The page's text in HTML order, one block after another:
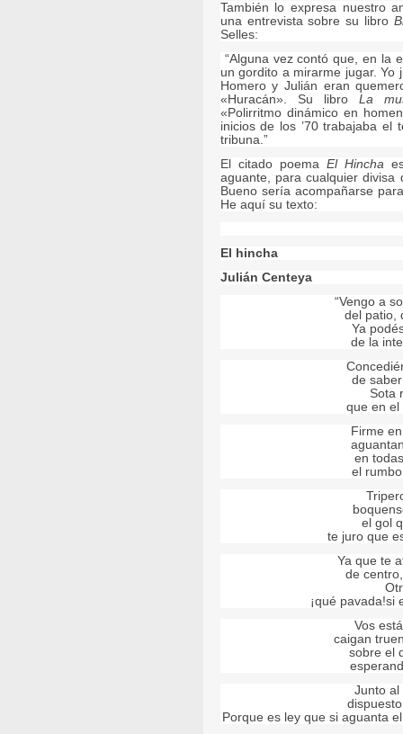
También lo expresa nuestro
una entrevista sobre su libro
Selles:
“Alguna vez contó que, en la
un gordito a mirarme jugar.
Homero y Julián eran
«Huracán». Su libro La
«Polirritmo dinámico en
inicios de los ’70 trabajaba
tribuna.”
El citado poemaEl Hincha
aguante, para cualquier
Bueno sería acompañarse
He aquí su texto:
El hincha
Julián Centeya
“Vengo a
del patio,
Ya
de la
de
Sota
que en el
Firme
en
el
el gol
te juro que
Ya que te
de
¡qué pavada!si
Vos
caigan
sobre el
Junto al
Porque es ley que si aguanta